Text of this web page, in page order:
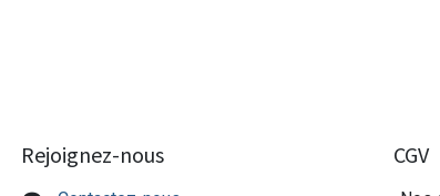
Rejoignez-nous CGV